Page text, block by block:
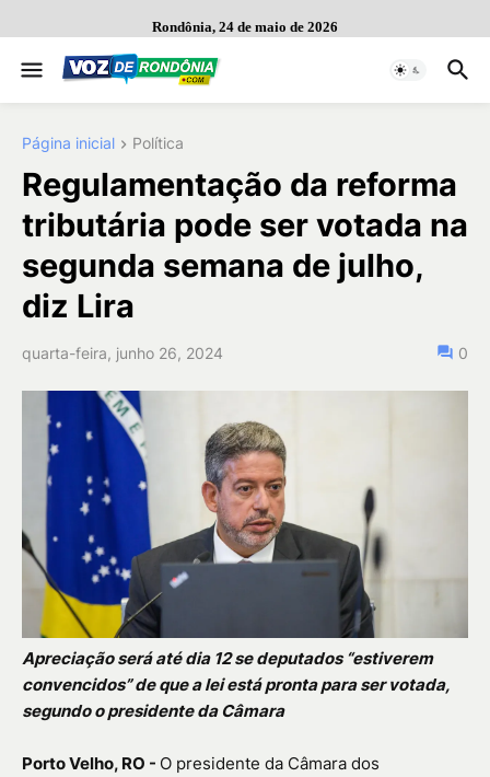
Rondônia, 24 de maio de 2026
Página inicial Política
Regulamentação da reforma
tributária pode ser votada na
segunda semana de julho,
diz Lira
quarta-feira, junho 26, 2024 0
Apreciação será até dia 12 se deputados “estiverem
convencidos” de que a lei está pronta para ser votada,
segundo o presidente da Câmara
Porto Velho, RO - O presidente da Câmara dos